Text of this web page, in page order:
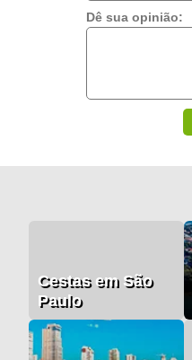
Dê sua opinião:
Cestas em São
Paulo